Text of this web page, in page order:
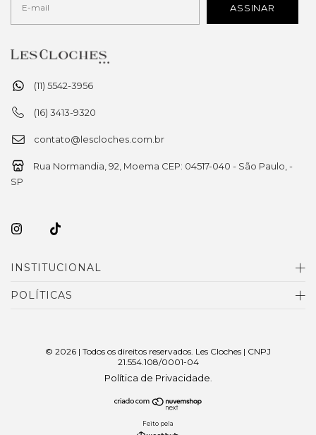
(11) 5542-3956
(16) 3413-9320
contato@lescloches.com.br
Rua Normandia, 92, Moema CEP: 04517-040 - São Paulo, -
SP
INSTITUCIONAL
POLÍTICAS
© 2026 | Todos os direitos reservados. Les Cloches | CNPJ
21.554.108/0001-04
Política de Privacidade
Feito pela